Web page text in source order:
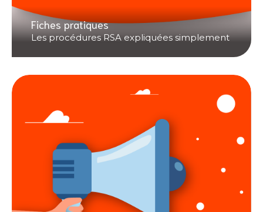
Fiches pratiques
Les procédures RSA expliquées simplement